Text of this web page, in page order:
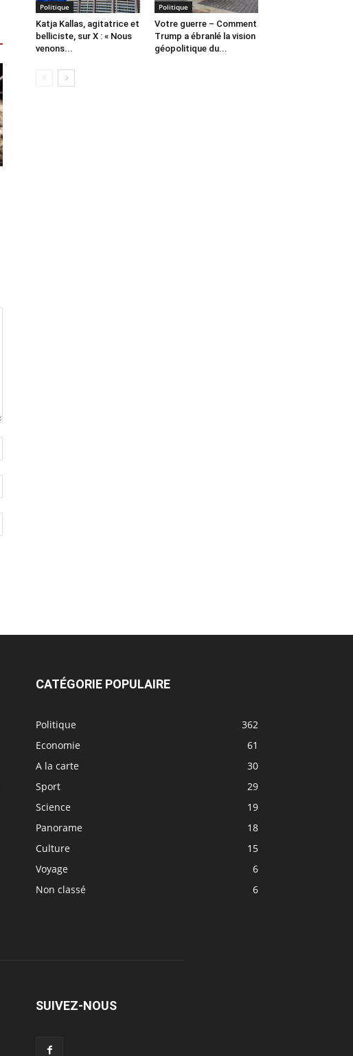
Politique
Katja Kallas, agitatrice et
belliciste, sur X : « Nous
venons...
Politique
Votre guerre – Comment
Trump a ébranlé la vision
géopolitique du...
CATÉGORIE POPULAIRE
Politique
362
Economie
61
A la carte
30
Sport
29
Science
19
Panorame
18
Culture
15
Voyage
6
Non classé
6
SUIVEZ-NOUS